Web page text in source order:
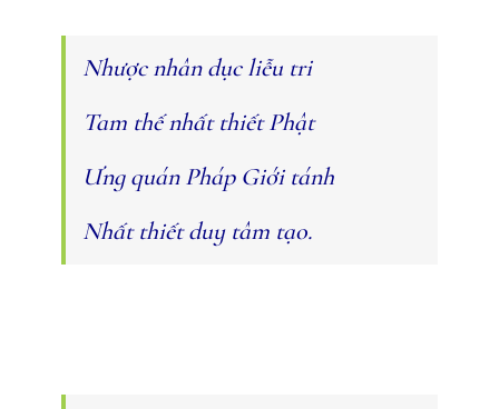
Nhược nhân dục liễu tri
Tam thế nhất thiết Phật
Ưng quán Pháp Giới tánh
Nhất thiết duy tâm tạo.